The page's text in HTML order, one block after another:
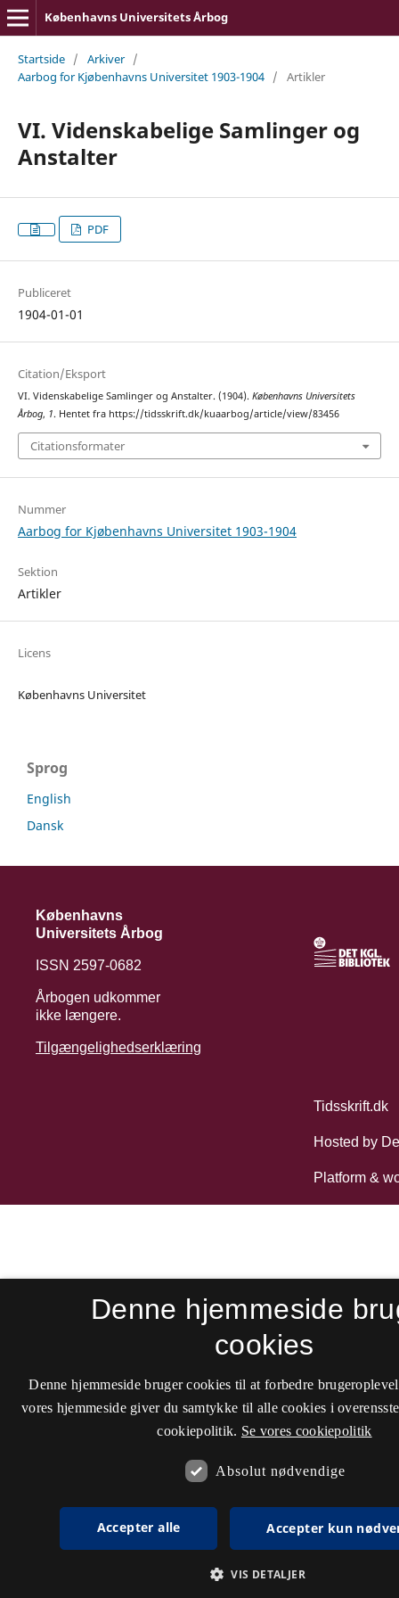
Københavns Universitets Årbog
Startside / Arkiver /
Aarbog for Kjøbenhavns Universitet 1903-1904 / Artikler
VI. Videnskabelige Samlinger og
Anstalter
PDF
Publiceret
1904-01-01
Citation/Eksport
VI. Videnskabelige Samlinger og Anstalter. (1904). Københavns Universitets
Årbog, 1. Hentet fra https://tidsskrift.dk/kuaarbog/article/view/83456
Citationsformater
Nummer
Aarbog for Kjøbenhavns Universitet 1903-1904
Sektion
Artikler
Licens
Københavns Universitet
Sprog
English
Dansk
Københavns
Universitets Årbog
ISSN 2597-0682
Årbogen udkommer
ikke længere.
Tilgængelighedserklæring
Denne hjemmeside
cookies
Denne hjemmeside bruger cookies til at forbedre
vores hjemmeside giver du samtykke til alle cookies i
cookiepolitik. Se vores cookiepolitik
Absolut nødvendige
Accepter alle Accepter kun
VIS DETALJER